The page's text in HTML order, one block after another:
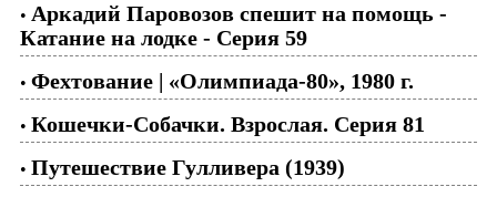
• Аркадий Паровозов спешит на помощь -
Катание на лодке - Серия 59
• Фехтование | «Олимпиада-80», 1980 г.
• Кошечки-Собачки. Взрослая. Серия 81
• Путешествие Гулливера (1939)